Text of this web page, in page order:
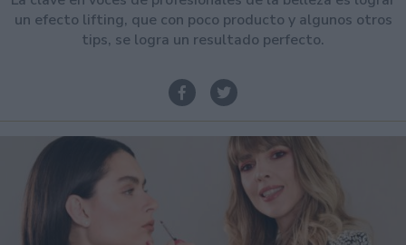
un efecto lifting, que con poco producto y algunos otros
tips, se logra un resultado perfecto.